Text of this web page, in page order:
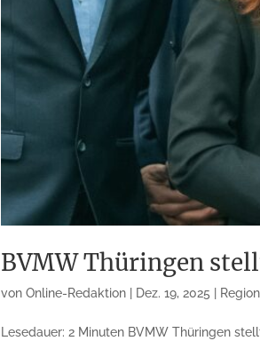
BVMW Thüringen
vonOnline-Redaktion Dez. 19, 2025
Lesedauer: 2 Minuten BVMW Thüringen